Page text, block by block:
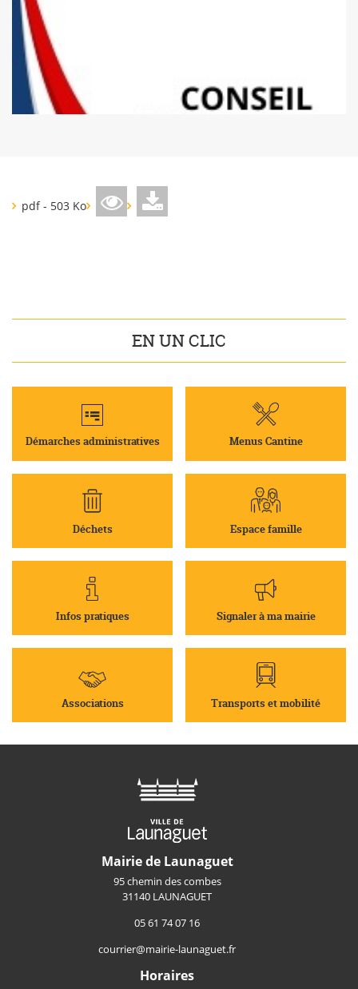
pdf - 503 Ko
EN UN CLIC
Démarches administratives Menus Cantine
Déchets Espace famille
Infos pratiques Signaler à ma mairie
Associations Transports et mobilité
Mairie de Launaguet
95 chemin des combes
31140 LAUNAGUET
05 61 74 07 16
courrier@mairie-launaguet.fr
Horaires